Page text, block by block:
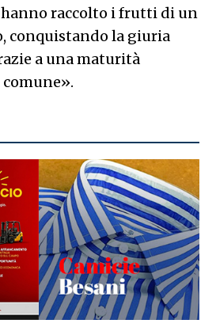
raccolto i frutti di un
conquistando la giuria
a una maturità